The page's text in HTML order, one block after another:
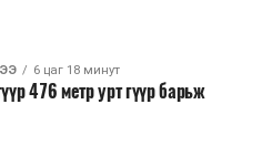
хүртэлх евро, аж ахуйн
еврогоор торгох
өөрөө зөвшөөрсөн,
өмнө нь гэрээний
үйлчилгээ санал болгож
6 цаг 18 минут
476 метр урт гүүр барьж